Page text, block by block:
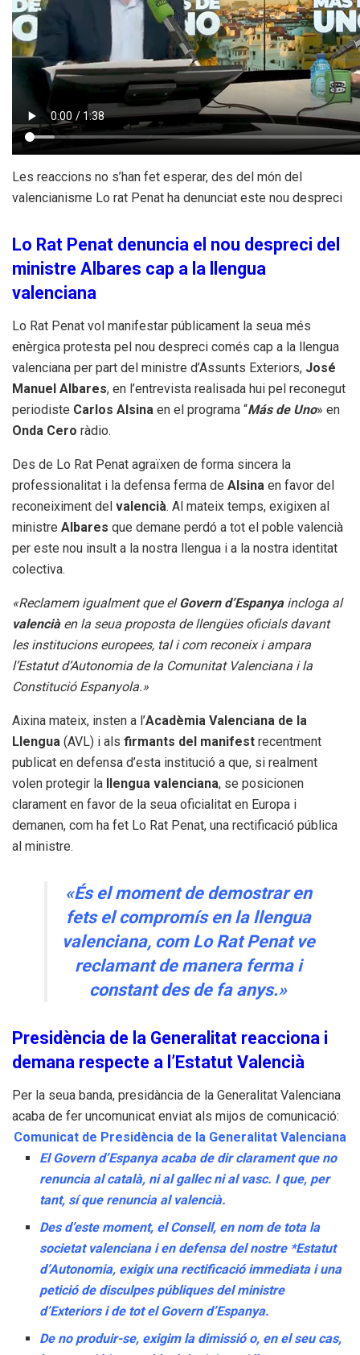
Les reaccions no s’han fet esperar, des del món del
valencianisme Lo rat Penat ha denunciat este nou despreci
Lo Rat Penat denuncia el nou despreci del
ministre Albares cap a la llengua
valenciana
Lo Rat Penat vol manifestar públicament la seua més
enèrgica protesta pel nou despreci comés cap a la llengua
valenciana per part del ministre d’Assunts Exteriors, José
Manuel Albares, en l’entrevista realisada hui pel reconegut
periodiste Carlos Alsina en el programa “Más de Uno» en
Onda Cero ràdio.
Des de Lo Rat Penat agraïxen de forma sincera la
professionalitat i la defensa ferma de Alsina en favor del
reconeiximent del valencià. Al mateix temps, exigixen al
ministre Albares que demane perdó a tot el poble valencià
per este nou insult a la nostra llengua i a la nostra identitat
colectiva.
«Reclamem igualment que elGovern d’Espanya incloga al
valenciàen la seua proposta de llengües oficials davant
les institucions europees, tal i com reconeix i ampara
l’Estatut d’Autonomia de la Comunitat Valenciana i la
Constitució Espanyola.»
Aixina mateix, insten a l’Acadèmia Valenciana de la
Llengua (AVL) i als firmants del manifest recentment
publicat en defensa d’esta institució a que, si realment
volen protegir la llengua valenciana, se posicionen
clarament en favor de la seua oficialitat en Europa i
demanen, com ha fet Lo Rat Penat, una rectificació pública
al ministre.
«És el moment de demostrar en
fets el compromís en la llengua
valenciana, com Lo Rat Penat ve
reclamant de manera ferma i
constant des de fa anys.»
Presidència de la Generalitat reacciona i
demana respecte a l’Estatut Valencià
Per la seua banda, presidància de la Generalitat Valenciana
acaba de fer uncomunicat enviat als mijos de comunicació:
Comunicat de Presidència de la Generalitat Valenciana
El Govern d’Espanya acaba de dir clarament que no
renuncia al català, ni al gallec ni al vasc. I que, per
tant, sí que renuncia al valencià.
Des d’este moment, el Consell, en nom de tota la
societat valenciana i en defensa del nostre *Estatut
d’Autonomia, exigix una rectificació immediata i una
petició de disculpes públiques del ministre
d’Exteriors i de tot el Govern d’Espanya.
De no produir-se, exigim la dimissió o, en el seu cas,